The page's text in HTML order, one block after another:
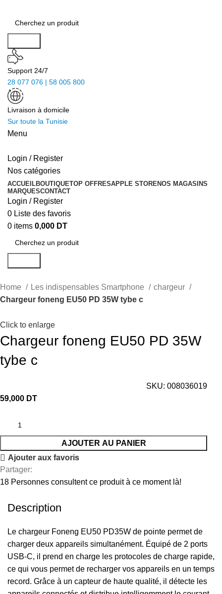
Support 24/7
28 077 076 | 58 005 800
Livraison à domicile
Sur toute la Tunisie
Menu
Login / Register
Nos catégories
ACCUEILBOUTIQUETOP OFFRESAPPLE STORENOS MAGASINS
MARQUESCONTACT
Login / Register
0 Liste des favoris
0 items 0,000 DT
Home Les indispensables Smartphone
chargeur
Chargeur foneng EU50 PD 35W tybe c
Click to enlarge
Chargeur foneng EU50 PD 35W
tybe c
SKU:008036019
59,000 DT
AJOUTER AU PANIER
Ajouter aux favoris
Partager:
18 Personnes consultent ce produit à ce moment là!
Description
Le chargeur Foneng EU50 PD35W de pointe permet de
charger deux appareils simultanément. Équipé de 2 ports
USB-C, il prend en charge les protocoles de charge rapide,
ce qui vous permet de recharger vos appareils en un temps
record. Grâce à un capteur de haute qualité, il détecte les